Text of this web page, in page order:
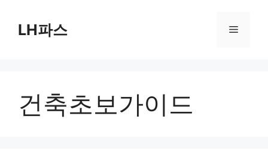
LH파스 메
건축초보가이드